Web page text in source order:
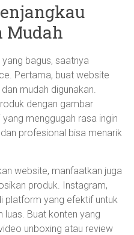
Mudah
bagus, saatnya
Pertama, buat website
mudah digunakan.
dengan gambar
menggugah rasa ingin
profesional bisa menarik
website, manfaatkan juga
produk. Instagram,
platform yang efektif untuk
luas. Buat konten yang
unboxing atau review